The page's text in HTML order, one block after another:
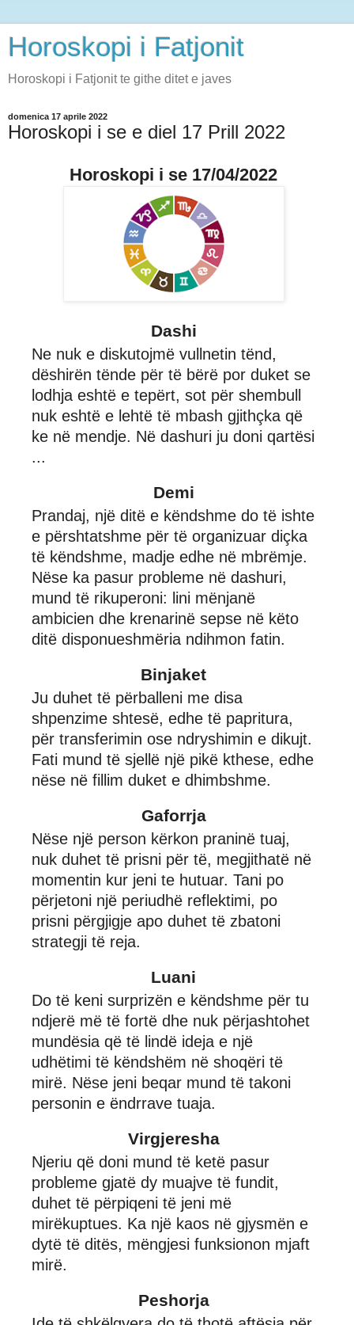
Horoskopi i Fatjonit
Horoskopi i Fatjonit te githe ditet e javes
domenica 17 aprile 2022
Horoskopi i se e diel 17 Prill 2022
Horoskopi i se 17/04/2022
Dashi
Ne nuk e diskutojmë vullnetin tënd,
dëshirën tënde për të bërë por duket se
lodhja eshtë e tepërt, sot për shembull
nuk eshtë e lehtë të mbash gjithçka që
ke në mendje. Në dashuri ju doni qartësi
...
Demi
Prandaj, një ditë e këndshme do të ishte
e përshtatshme për të organizuar diçka
të këndshme, madje edhe në mbrëmje.
Nëse ka pasur probleme në dashuri,
mund të rikuperoni: lini mënjanë
ambicien dhe krenarinë sepse në këto
ditë disponueshmëria ndihmon fatin.
Binjaket
Ju duhet të përballeni me disa
shpenzime shtesë, edhe të papritura,
për transferimin ose ndryshimin e dikujt.
Fati mund të sjellë një pikë kthese, edhe
nëse në fillim duket e dhimbshme.
Gaforrja
Nëse një person kërkon praninë tuaj,
nuk duhet të prisni për të, megjithatë në
momentin kur jeni te hutuar. Tani po
përjetoni një periudhë reflektimi, po
prisni përgjigje apo duhet të zbatoni
strategji të reja.
Luani
Do të keni surprizën e këndshme për tu
ndjerë më të fortë dhe nuk përjashtohet
mundësia që të lindë ideja e një
udhëtimi të këndshëm në shoqëri të
mirë. Nëse jeni beqar mund të takoni
personin e ëndrrave tuaja.
Virgjeresha
Njeriu që doni mund të ketë pasur
probleme gjatë dy muajve të fundit,
duhet të përpiqeni të jeni më
mirëkuptues. Ka një kaos në gjysmën e
dytë të ditës, mëngjesi funksionon mjaft
mirë.
Peshorja